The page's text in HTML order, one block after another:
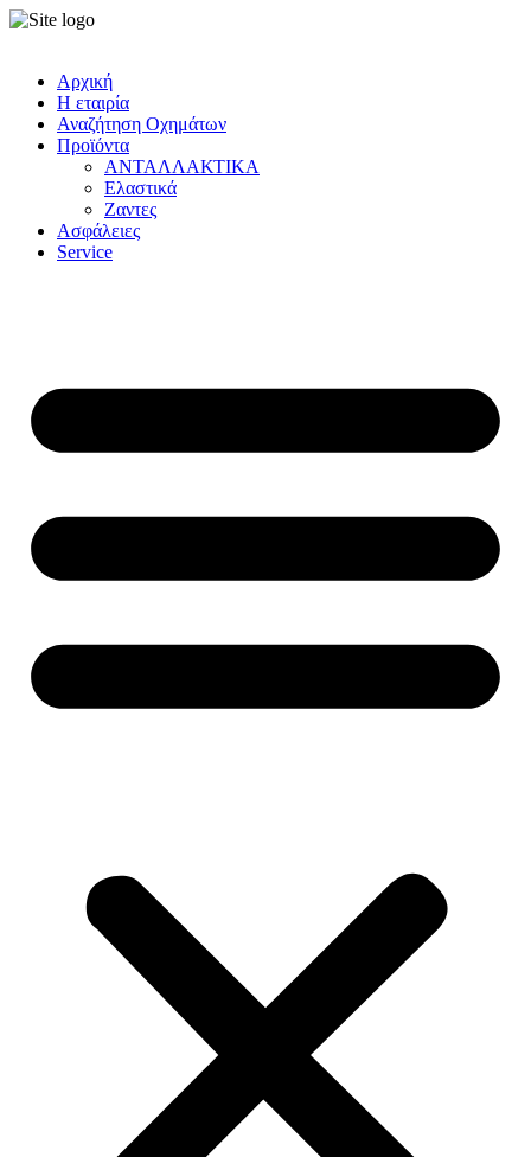
Αρχική
Η εταιρία
Αναζήτηση Οχημάτων
Προϊόντα
ΑΝΤΑΛΛΑΚΤΙΚΑ
Ελαστικά
Ζαντες
Ασφάλειες
Service